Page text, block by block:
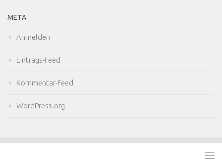
META
Anmelden
Eintrags-Feed
Kommentar-Feed
WordPress.org